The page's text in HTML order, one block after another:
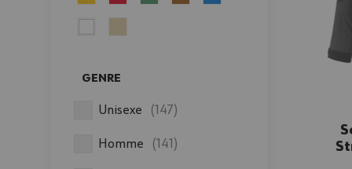
GENRE
Unisexe (147produits disponibles
)
Homme (141produits disponibles
)